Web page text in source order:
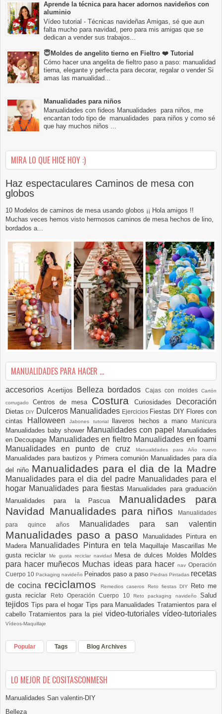
Aprende la técnica para hacer adornos navideños con
aluminio
Vídeo tutorial - Técnicas navideñas Amigas, sé que aun
falta mucho para navidad, pero para mis amigas que se
dedican a vender sus trabajos...
😇Moldes de angelito tierno en Fieltro ❤️ Tutorial
Cómo hacer una angelita de fieltro paso a paso: manualidad
tierna, elegante y perfecta para decorar, regalar o vender Si
amas las manualidad...
Manualidades para niños
Manualidades con fideos Manualidades para niños, me
encantan todo tipo de manualidades para niños y como sé
que hay muchos niños ...
MIRA LO QUE HICE HOY :)
Haz espectaculares Caminos de mesa con
globos
10 Modelos de caminos de mesa usando globos ¡¡ Hola amigos !!
Muchas veces hemos visto hermosos caminos de mesa hechos de lino,
bordados a...
MANUALIDADES PARA HACER ...
accesoriosAcertijos Belleza bordados Cajas con moldesCartón
corrugadoCentros de mesa Costura Curiosidades Decoración
DietasDIY Dulceros Manualidades Ejercicios Fiestas DIY Flores con
cintas
Halloween Jabones tutorial llaveros hechos a mano Manicura
Manualidades baby shower Manualidades con papel
Manualidades
en Decoupage Manualidades en fieltro Manualidades en foami
Manualidades en punto de cruz
Manualidades para Año nuevo
Manualidades para bautizos y Primera comunión Manualidades para día
del niño Manualidades para el dia de la Madre
Manualidades para el dia del padre Manualidades para el
hogar Manualidades para fiestas Manualidades para graduación
Manualidades para la Pascua Manualidades para
Navidad Manualidades para niños
Manualidades
para quince años
Manualidades para san valentin
Manualidades paso a paso
Manualidades Pintura en
Madera Manualidades Pintura en tela Maquillaje Mascarillas Me
gusta reciclar
Me gusta reciclar navidad Mesa de dulces Moldes
Moldes
para hacer muñecos Muchas ideas para hacer nav Operación
Cuerpo 10 Packaging navideño Peinados paso a paso Piedras Pintadas recetas
de cocina reciclamosRemedios caseros Reto fiestas DIY Reto me
gusta reciclar
Reto Operación Cuerpo 10Reto packaging navideñoSalud
tejidos Tips para el hogarTips para Manualidades Tratamientos para el
cabello Tratamientos para la piel video-tutoriales vídeo-tutoriales
Vídeos-Maquillaje
Popular Tags Blog Archives
LO MEJOR DE COSITASCONMESH
Manualidades San valentin-DIY
Belleza